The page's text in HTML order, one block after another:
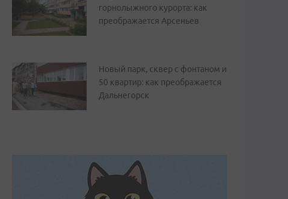
горнолыжного курорта: как
преображается Арсеньев
Новый парк, сквер с фонтаном и
50 квартир: как преображается
Дальнегорск